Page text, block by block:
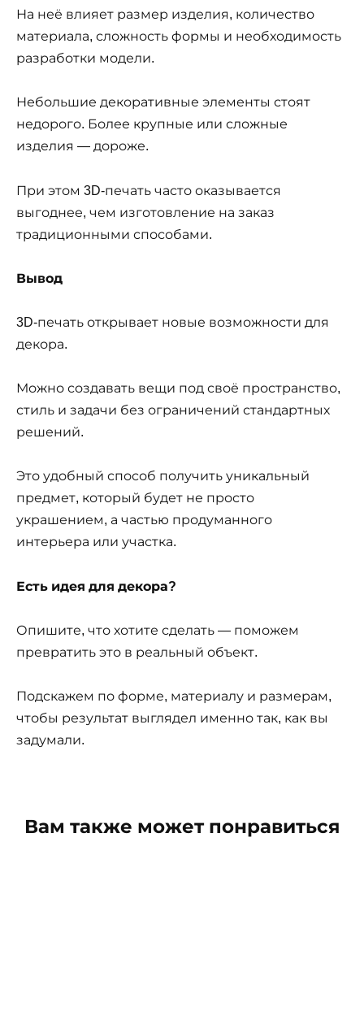
На неё влияет размер изделия, количество
материала, сложность формы и необходимость
разработки модели.
Небольшие декоративные элементы стоят
недорого. Более крупные или сложные
изделия — дороже.
При этом 3D-печать часто оказывается
выгоднее, чем изготовление на заказ
традиционными способами.
Вывод
3D-печать открывает новые возможности для
декора.
Можно создавать вещи под своё пространство,
стиль и задачи без ограничений стандартных
решений.
Это удобный способ получить уникальный
предмет, который будет не просто
украшением, а частью продуманного
интерьера или участка.
Есть идея для декора?
Опишите, что хотите сделать — поможем
превратить это в реальный объект.
Подскажем по форме, материалу и размерам,
чтобы результат выглядел именно так, как вы
задумали.
Вам также может понравиться